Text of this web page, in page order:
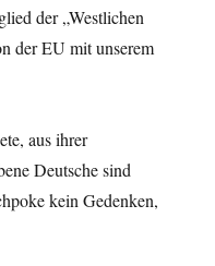
der „Westlichen
der EU mit unserem
aus ihrer
Deutsche sind
kein Gedenken,